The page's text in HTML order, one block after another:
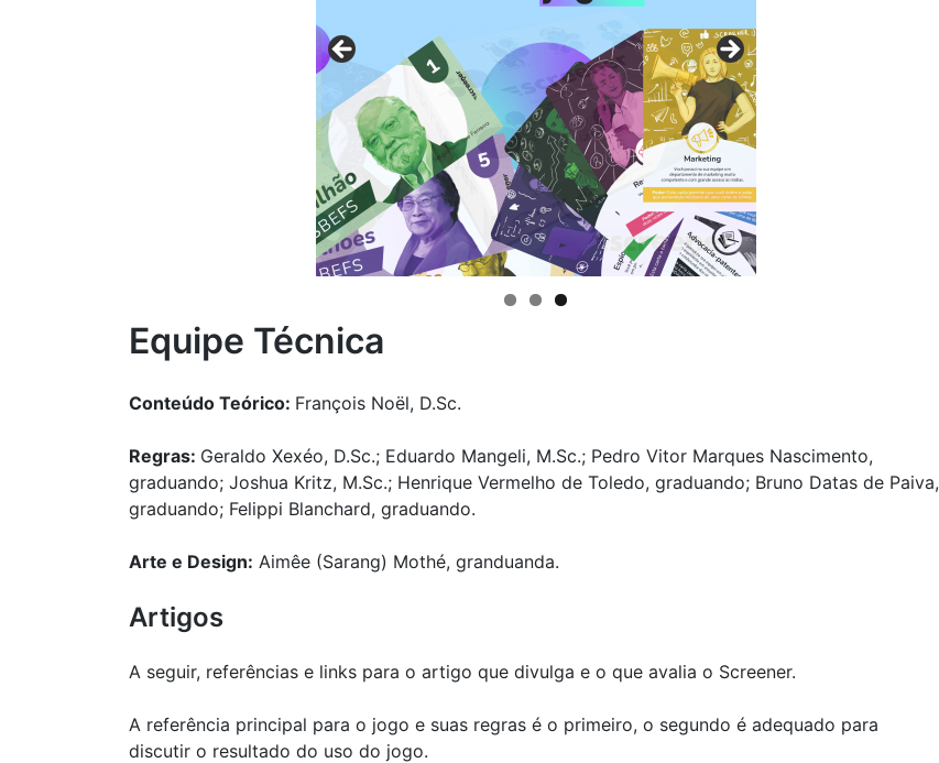
Equipe Técnica
Conteúdo Teórico: François Noël, D.Sc.
Regras: Geraldo Xexéo, D.Sc.; Eduardo Mangeli, M.Sc.; Pedro Vitor Marques Nascimento,
graduando; Joshua Kritz, M.Sc.; Henrique Vermelho de Toledo, graduando; Bruno Datas de Paiva,
graduando; Felippi Blanchard, graduando.
Arte e Design: Aimêe (Sarang) Mothé, granduanda.
Artigos
A seguir, referências e links para o artigo que divulga e o que avalia o Screener.
A referência principal para o jogo e suas regras é o primeiro, o segundo é adequado para
discutir o resultado do uso do jogo.